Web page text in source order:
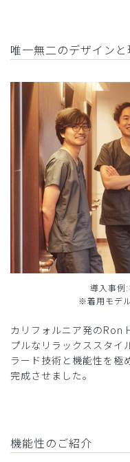
唯一無二のデザイン
導入事例
※着用モデ
カリフォルニア発のRon
プルなリラックススタイ
ラード技術と機能性を極
完成させました。
機能性のご紹介